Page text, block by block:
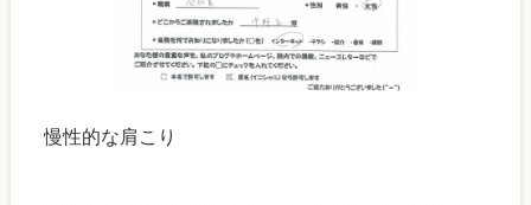
慢性的な肩こり